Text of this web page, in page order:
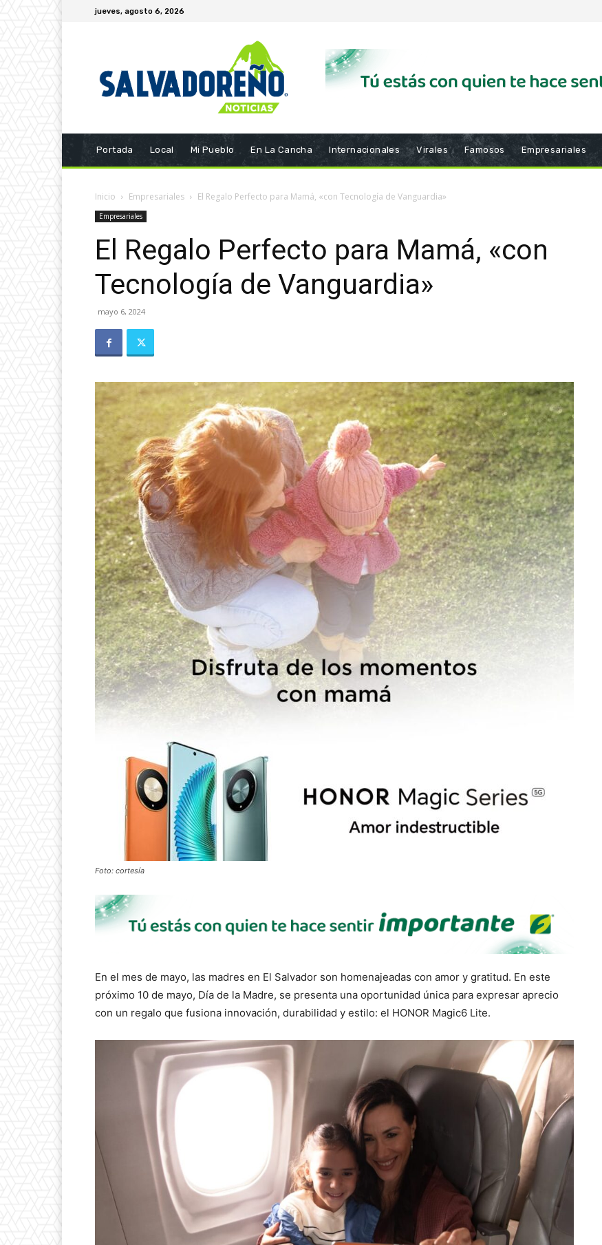
jueves, agosto 6, 2026
Portada Local Mi Pueblo En La Cancha Internacionales Virales Famosos Empresariales
Inicio Empresariales El Regalo Perfecto para Mamá, «con Tecnología de Vanguardia»
Empresariales
El Regalo Perfecto para Mamá, «con
Tecnología de Vanguardia»
mayo 6, 2024
Foto: cortesía
En el mes de mayo, las madres en El Salvador son homenajeadas con amor y gratitud. En este
próximo 10 de mayo, Día de la Madre, se presenta una oportunidad única para expresar aprecio
con un regalo que fusiona innovación, durabilidad y estilo: el HONOR Magic6 Lite.